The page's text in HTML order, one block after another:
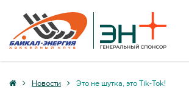
Клуб Новости Это не шутка, это Tik-Tok!